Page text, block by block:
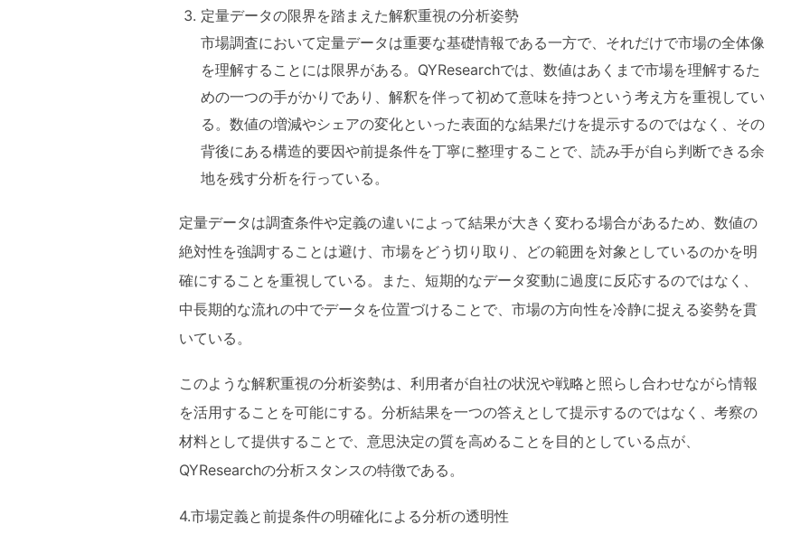
定量データの限界を踏まえた解釈重視の分析姿勢
市場調査において定量データは重要な基礎情報である一方で、それだけで市場の全体像
を理解することには限界がある。QYResearchでは、数値はあくまで市場を理解するた
めの一つの手がかりであり、解釈を伴って初めて意味を持つという考え方を重視してい
る。数値の増減やシェアの変化といった表面的な結果だけを提示するのではなく、その
背後にある構造的要因や前提条件を丁寧に整理することで、読み手が自ら判断できる余
地を残す分析を行っている。
定量データは調査条件や定義の違いによって結果が大きく変わる場合があるため、数値の
絶対性を強調することは避け、市場をどう切り取り、どの範囲を対象としているのかを明
確にすることを重視している。また、短期的なデータ変動に過度に反応するのではなく、
中長期的な流れの中でデータを位置づけることで、市場の方向性を冷静に捉える姿勢を貫
いている。
このような解釈重視の分析姿勢は、利用者が自社の状況や戦略と照らし合わせながら情報
を活用することを可能にする。分析結果を一つの答えとして提示するのではなく、考察の
材料として提供することで、意思決定の質を高めることを目的としている点が、
QYResearchの分析スタンスの特徴である。
4.市場定義と前提条件の明確化による分析の透明性